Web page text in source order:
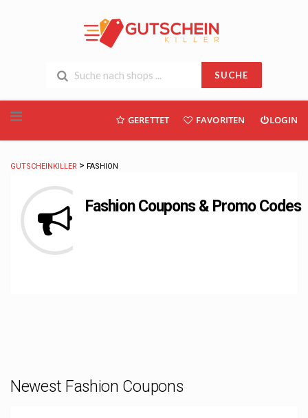
SUCHE
to
GERETTET FAVORITEN LOGIN
GUTSCHEINKILLER > FASHION
FashionCoupons & Promo Codes
Newest Fashion Coupons